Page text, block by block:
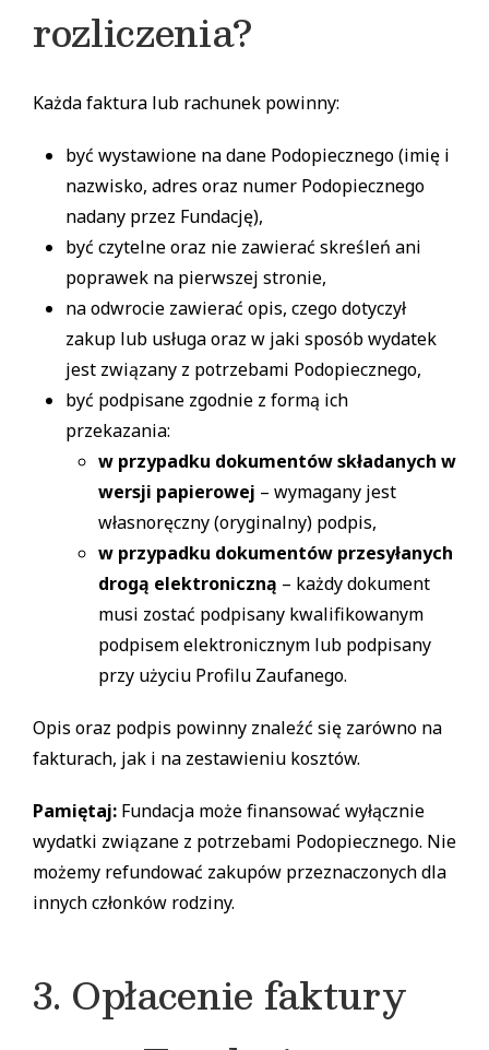
rozliczenia?
Każda faktura lub rachunek powinny:
być wystawione na dane Podopiecznego (imię i
nazwisko, adres oraz numer Podopiecznego
nadany przez Fundację),
być czytelne oraz nie zawierać skreśleń ani
poprawek na pierwszej stronie,
na odwrocie zawierać opis, czego dotyczył
zakup lub usługa oraz w jaki sposób wydatek
jest związany z potrzebami Podopiecznego,
być podpisane zgodnie z formą ich
przekazania:
w przypadku dokumentów składanych w
wersji papierowej – wymagany jest
własnoręczny (oryginalny) podpis,
w przypadku dokumentów przesyłanych
drogą elektroniczną – każdy dokument
musi zostać podpisany kwalifikowanym
podpisem elektronicznym lub podpisany
przy użyciu Profilu Zaufanego.
Opis oraz podpis powinny znaleźć się zarówno na
fakturach, jak i na zestawieniu kosztów.
Pamiętaj: Fundacja może finansować wyłącznie
wydatki związane z potrzebami Podopiecznego. Nie
możemy refundować zakupów przeznaczonych dla
innych członków rodziny.
3. Opłacenie faktury